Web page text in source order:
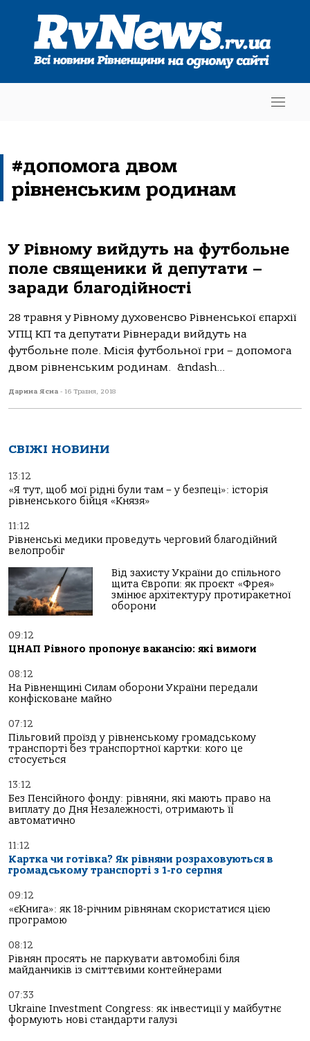
#допомога двом
рівненським родинам
У Рівному вийдуть на футбольне
поле священики й депутати –
заради благодійності
28 травня у Рівному духовенсво Рівненської єпархії
УПЦ КП та депутати Рівнеради вийдуть на
футбольне поле. Місія футбольної гри – допомога
двом рівненським родинам. &ndash...
Дарина Ясна - 16 Травня, 2018
СВІЖІ НОВИНИ
13:12
«Я тут, щоб мої рідні були там – у безпеці»: історія
рівненського бійця «Князя»
11:12
Рівненські медики проведуть черговий благодійний
велопробіг
Від захисту України до спільного
щита Європи: як проєкт «Фрея»
змінює архітектуру протиракетної
оборони
09:12
ЦНАП Рівного пропонує вакансію: які вимоги
08:12
На Рівненщині Силам оборони України передали
конфісковане майно
07:12
Пільговий проїзд у рівненському громадському
транспорті без транспортної картки: кого це
стосується
13:12
Без Пенсійного фонду: рівняни, які мають право на
виплату до Дня Незалежності, отримають її
автоматично
11:12
Картка чи готівка? Як рівняни розраховуються в
громадському транспорті з 1-го серпня
09:12
«єКнига»: як 18-річним рівнянам скористатися цією
програмою
08:12
Рівнян просять не паркувати автомобілі біля
майданчиків із сміттєвими контейнерами
07:33
Ukraine Investment Congress: як інвестиції у майбутнє
формують нові стандарти галузі